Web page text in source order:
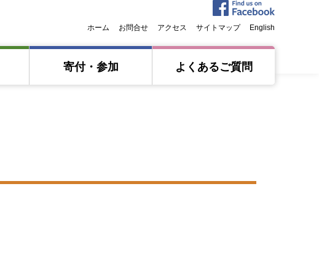
ホーム お問合せ アクセス サイトマップ English
寄付・参加 よくあるご質問